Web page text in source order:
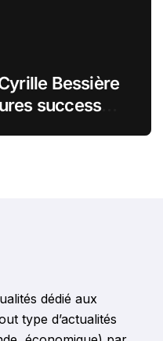
Bessière
success
dédié aux
type d’actualités